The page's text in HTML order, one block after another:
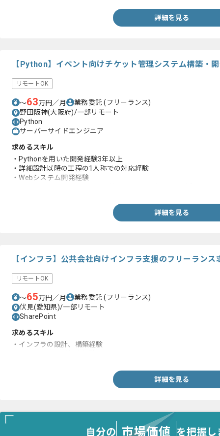
詳細を見る
【Python】イベント向けチケット管理システム構築・
リモートOK
〜63万円／月 業務委託(フリーランス)
野田阪神(大阪府)/一部リモート
Python
サーバーサイドエンジニア
求めるスキル
・Pythonを用いた開発経験3年以上
・詳細設計以降の工程の1人称での対応経験
・Webシステム開発経験
詳細を見る
【インフラ】公共会社向けインフラ支援のフリーランス
リモートOK
〜65万円／月 業務委託(フリーランス)
伏見(愛知県)/一部リモート
SharePoint
求めるスキル
・インフラの設計、構築経験
詳細を見る
自分の 市場価値 を把握